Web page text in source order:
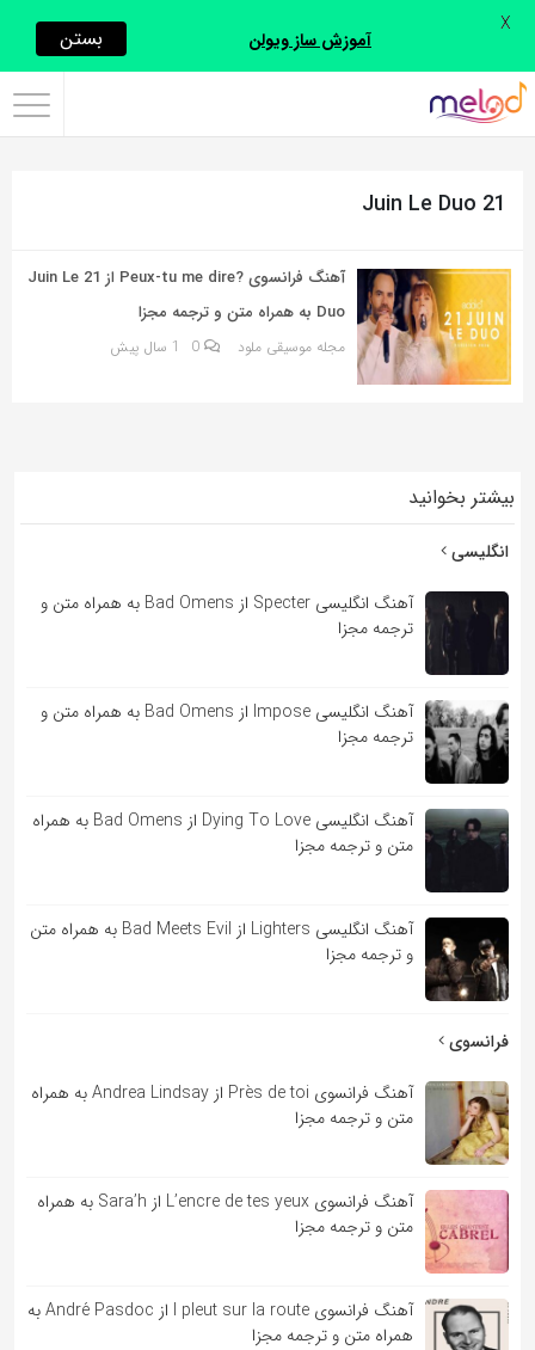
اشتراک
با
از
زیر
می‌توانید
این
صفحه
خود
به
بگذارید.
لینک
21 Juin Le Duo
آهنگ فرانسوی ?Peux‐tu me dire از 21 Juin Le
Duo به همراه متن و ترجمه مجزا
مجله موسیقی ملود 0 1 سال پیش
بیشتر بخوانید
انگلیسی
آهنگ انگلیسی Specter از Bad Omens به همراه متن و
ترجمه مجزا
آهنگ انگلیسی Impose از Bad Omens به همراه متن و
ترجمه مجزا
آهنگ انگلیسی Dying To Love از Bad Omens به همراه
متن و ترجمه مجزا
آهنگ انگلیسی Lighters از Bad Meets Evil به همراه متن
و ترجمه مجزا
فرانسوی
آهنگ فرانسوی Près de toi از Andrea Lindsay به همراه
متن و ترجمه مجزا
آهنگ فرانسوی L’encre de tes yeux از Sara’h به همراه
متن و ترجمه مجزا
آهنگ فرانسوی l pleut sur la route از André Pasdoc به
همراه متن و ترجمه مجزا
آموزش ساز ویولن بستن X